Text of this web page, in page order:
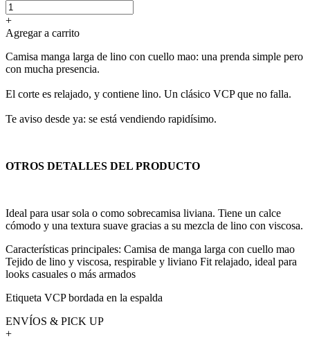
+
Agregar a carrito
Camisa manga larga de lino con cuello mao: una prenda simple pero
con mucha presencia.
El corte es relajado, y contiene lino. Un clásico VCP que no falla.
Te aviso desde ya: se está vendiendo rapidísimo.
OTROS DETALLES DEL PRODUCTO
Ideal para usar sola o como sobrecamisa liviana. Tiene un calce
cómodo y una textura suave gracias a su mezcla de lino con viscosa.
Características principales: Camisa de manga larga con cuello mao
Tejido de lino y viscosa, respirable y liviano Fit relajado, ideal para
looks casuales o más armados
Etiqueta VCP bordada en la espalda
ENVÍOS & PICK UP
+